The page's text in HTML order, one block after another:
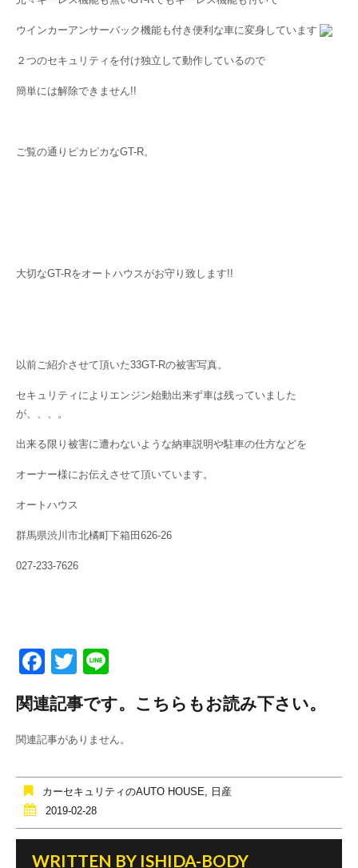
ウインカーアンサーバック機能も付き便利な車に変身しています
２つのセキュリティを付け独立して動作しているので
簡単には解除できません!!
ご覧の通りピカピカなGT-R。
大切なGT-Rをオートハウスがお守り致します!!
以前ご紹介させて頂いた33GT-Rの被害写真。
セキュリティによりエンジン始動出来ず車は残っていました
が、、、。
出来る限り被害に遭わないような納車説明や駐車の仕方などを
オーナー様にお伝えさせて頂いています。
オートハウス
群馬県渋川市北橘町下箱田626-26
027-233-7626
F
a
c
e
o
o
k
T
tt
er
e
関連記事です。こちらもお読み下さい。
関連記事がありません。
カーセキュリティのAUTO HOUSE, 日産
2019-02-28
WRITTEN BY ISHIDA-BODY